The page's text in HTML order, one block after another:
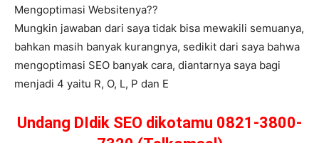
Mengoptimasi Websitenya??
Mungkin jawaban dari saya tidak bisa mewakili semuanya,
bahkan masih banyak kurangnya, sedikit dari saya bahwa
mengoptimasi SEO banyak cara, diantarnya saya bagi
menjadi 4 yaitu R, O, L, P dan E
Undang DIdik SEO dikotamu 0821-3800-